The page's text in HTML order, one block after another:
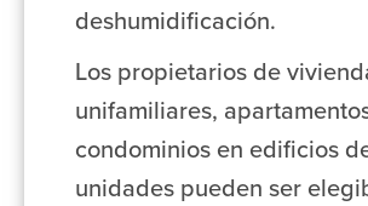
deshumidificación.
Los propietarios de
unifamiliares,
condominios en edificios
unidades pueden ser